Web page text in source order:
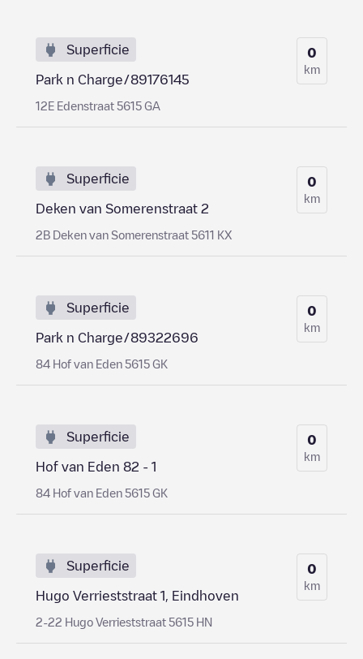
Superficie
Park n Charge/89176145
12E Edenstraat 5615 GA
0
km
Superficie
Deken van Somerenstraat 2
2B Deken van Somerenstraat 5611 KX
0
km
Superficie
Park n Charge/89322696
84 Hof van Eden 5615 GK
0
km
Superficie
Hof van Eden 82 - 1
84 Hof van Eden 5615 GK
0
km
Superficie
Hugo Verrieststraat 1, Eindhoven
2-22 Hugo Verrieststraat 5615 HN
0
km